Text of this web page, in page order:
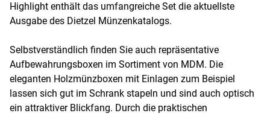
Highlight enthält das umfangreiche Set die aktuellste
Ausgabe des Dietzel Münzenkatalogs.
Selbstverständlich finden Sie auch repräsentative
Aufbewahrungsboxen im Sortiment von MDM. Die
eleganten Holzmünzboxen mit Einlagen zum Beispiel
lassen sich gut im Schrank stapeln und sind auch optisch
ein attraktiver Blickfang. Durch die praktischen